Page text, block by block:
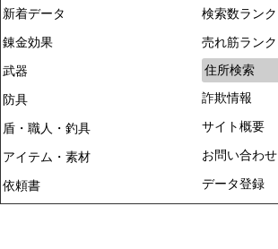
新着データ
錬金効果
武器
防具
盾・職人・釣具
アイテム・素材
依頼書
検索数ランク
売れ筋ランク
住所検索
詐欺情報
サイト概要
お問い合わせ
データ登録